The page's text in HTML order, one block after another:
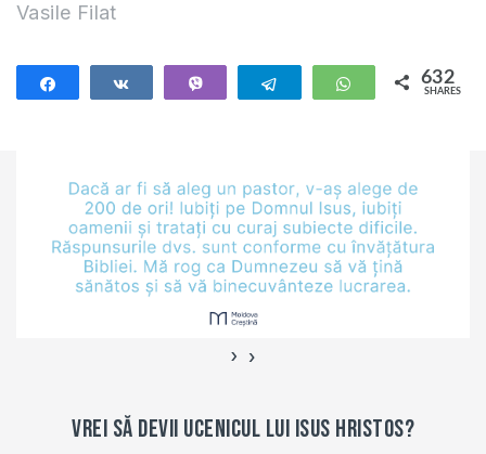
Vasile Filat
Telegram WhatsApp
632
SHARES
‹ ›
Vrei să devii ucenicul lui Isus Hristos?